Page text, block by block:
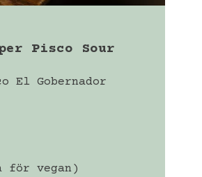
Pisco Sour
El Gobernador
för vegan)